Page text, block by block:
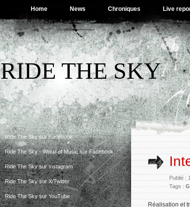
Home News Chroniques Live
RIDE THE SKY
Ride The Sky sur Facebook
Ride The Sky - World of Music sur Facebook
Ride The Sky sur Instagram
Ride The Sky sur X/Twitter
Ride The Sky sur YouTube
Publié :
Tags :
Réalisation et